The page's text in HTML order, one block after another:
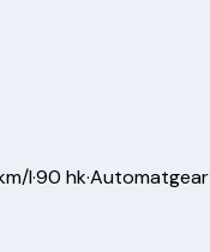
l·90 hk·Automatgear